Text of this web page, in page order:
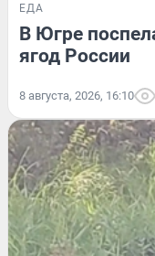
ЕДА
В Югре
ягод России
8 августа, 2026, 16:10